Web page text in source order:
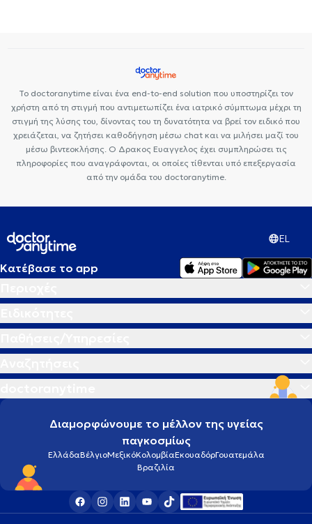
Το doctoranytime είναι ένα end-to-end solution που υποστηρίζει τον
χρήστη από τη στιγμή που αντιμετωπίζει ένα ιατρικό σύμπτωμα μέχρι τη
στιγμή της λύσης του, δίνοντας του τη δυνατότητα να βρεί τον ειδικό που
χρειάζεται, να ζητήσει καθοδήγηση μέσω chat και να μιλήσει μαζί του
μέσω βιντεοκλήσης. Ο Δρακος Ευαγγελος έχει συμπληρώσει τις
πληροφορίες που αναγράφονται, οι οποίες τίθενται υπό επεξεργασία
από την ομάδα του doctoranytime.
EL
Κατέβασε το app
Διαμορφώνουμε το μέλλον της υγείας
παγκοσμίως
ΕλλάδαΒέλγιοΜεξικόΚολομβίαΕκουαδόρΓουατεμάλα
Βραζιλία